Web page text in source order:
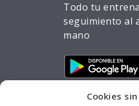
Cookies
Todo tu
seguimiento al
mano